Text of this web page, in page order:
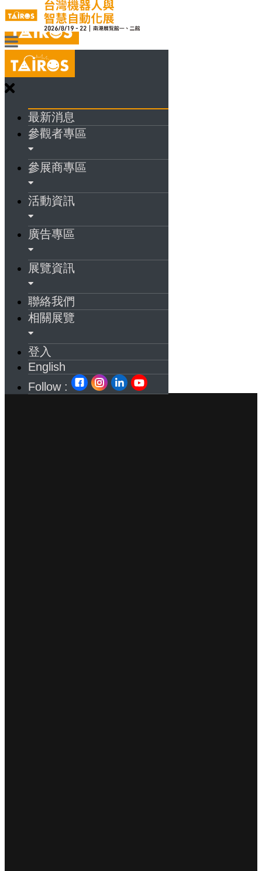
最新消息
參觀者專區
參展商專區
活動資訊
廣告專區
展覽資訊
聯絡我們
相關展覽
登入
English
Follow :